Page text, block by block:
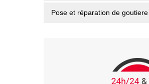
Pose et réparation de